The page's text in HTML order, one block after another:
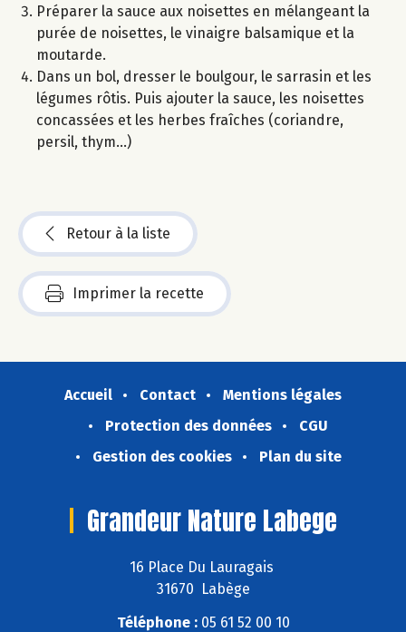
Préparer la sauce aux noisettes en mélangeant la
purée de noisettes, le vinaigre balsamique et la
moutarde.
Dans un bol, dresser le boulgour, le sarrasin et les
légumes rôtis. Puis ajouter la sauce, les noisettes
concassées et les herbes fraîches (coriandre,
persil, thym...)
Retour à la liste
Imprimer la recette
Accueil Contact
Mentions légales
Protection des données
CGU
Gestion des cookies
Plan du site
Grandeur Nature Labege
16 Place Du Lauragais
31670 Labège
Téléphone :05 61 52 00 10